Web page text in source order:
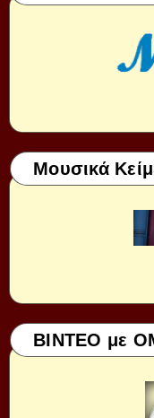
Μουσικά
ΒΙΝΤΕΟ με